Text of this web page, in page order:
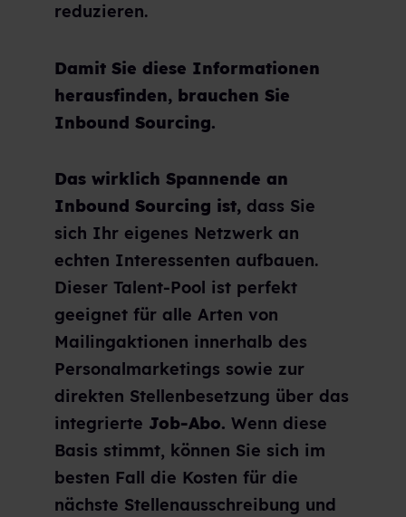
reduzieren.
Damit Sie diese Informationen
herausfinden, brauchen Sie
Inbound Sourcing.
Das wirklich Spannende an
Inbound Sourcing ist, dass Sie
sich Ihr eigenes Netzwerk an
echten Interessenten aufbauen.
Dieser Talent-Pool ist perfekt
geeignet für alle Arten von
Mailingaktionen innerhalb des
Personalmarketings sowie zur
direkten Stellenbesetzung über das
integrierte Job-Abo. Wenn diese
Basis stimmt, können Sie sich im
besten Fall die Kosten für die
nächste Stellenausschreibung und